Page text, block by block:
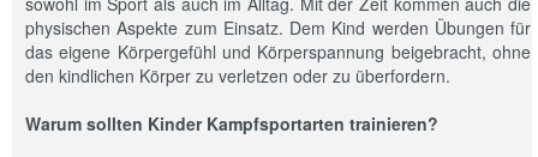
physischen Aspekte zum Einsatz. Dem Kind werden Übungen für
das eigene Körpergefühl und Körperspannung beigebracht, ohne
den kindlichen Körper zu verletzen oder zu überfordern.
Warum sollten Kinder Kampfsportarten trainieren?